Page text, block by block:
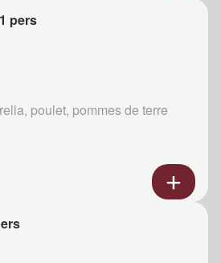
pers
poulet, pommes de terre